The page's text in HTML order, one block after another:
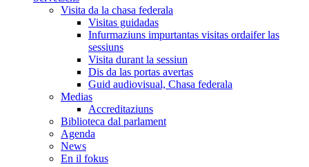
Visita da la chasa federala
Visitas guidadas
Infurmaziuns impurtantas visitas ordaifer las
sessiuns
Visita durant la sessiun
Dis da las portas avertas
Guid audiovisual, Chasa federala
Medias
Accreditaziuns
Biblioteca dal parlament
Agenda
News
En il fokus